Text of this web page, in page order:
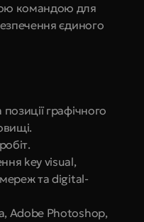
командою для
єдиного
графічного
key visual,
мереж та digital-
Adobe Photoshop,